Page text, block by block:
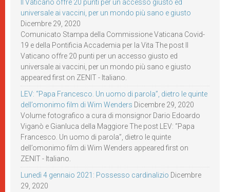
Il Vaticano offre 20 punti per un accesso giusto ed
universale ai vaccini, per un mondo più sano e giusto
Dicembre 29, 2020
Comunicato Stampa della Commissione Vaticana Covid-
19 e della Pontificia Accademia per la Vita The post Il
Vaticano offre 20 punti per un accesso giusto ed
universale ai vaccini, per un mondo più sano e giusto
appeared first on ZENIT - Italiano.
LEV: “Papa Francesco. Un uomo di parola”, dietro le quinte
dell’omonimo film di Wim Wenders Dicembre 29, 2020
Volume fotografico a cura di monsignor Dario Edoardo
Viganò e Gianluca della Maggiore The post LEV: “Papa
Francesco. Un uomo di parola”, dietro le quinte
dell’omonimo film di Wim Wenders appeared first on
ZENIT - Italiano.
Lunedì 4 gennaio 2021: Possesso cardinalizio Dicembre
29, 2020